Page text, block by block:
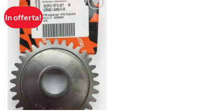
In offerta!
Aggiungi
alla lista
dei
desideri